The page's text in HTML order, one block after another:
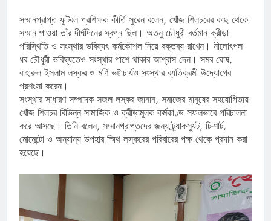
সম্মানপ্রাপ্ত ফুটবল প্রশিক্ষক কীর্তি সুরেন বলেন, খোঁজ শিলচরের কাছ থেকে
সম্মান পাওয়া তাঁর দীর্ঘদিনের স্বপ্ন ছিল। অতনু চৌধুরী বর্তমান ক্রীড়া
পরিস্থিতি ও সংস্থার ভবিষ্যৎ কর্মকৌশল নিয়ে বক্তব্য রাখেন। নীলোৎপল
ধর চৌধুরী ভবিষ্যতেও সংস্থার পাশে থাকার আশ্বাস দেন। সমর ঘোষ,
বাহারুল ইসলাম লস্কর ও মণি ভট্টাচার্যও সংস্থার ব্যতিক্রমী উদ্যোগের
প্রশংসা করেন।
সংস্থার সাধারণ সম্পাদক সজল লস্কর জানান, সমাজের মানুষের সহযোগিতায়
খোঁজ শিলচর বিভিন্ন সামাজিক ও ক্রীড়ামূলক কর্মকাণ্ড সফলভাবে পরিচালনা
করে আসছে। তিনি বলেন, সম্মানপ্রাপ্তদের জন্য ট্র্যাকস্যুট, টি-শার্ট,
মোমেন্টো ও অন্যান্য উপহার স্মিথ লস্করের পরিবারের পক্ষ থেকে প্রদান করা
হয়েছে।